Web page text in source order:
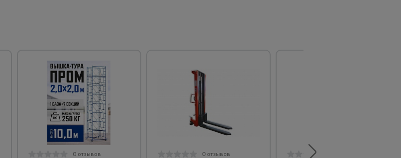
0 отзывов 0 отзывов